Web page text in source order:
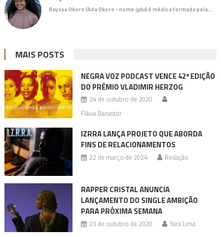
Rayssa Okoro (Ada Okoro - nome igbo) é médicaformada pela…
MAIS POSTS
NEGRA VOZ PODCAST VENCE 42ª EDIÇÃO
DO PRÊMIO VLADIMIR HERZOG
24 de outubro de 2020
Flávia Banastor
IZRRA LANÇA PROJETO QUE ABORDA
FINS DE RELACIONAMENTOS
22 de março de 2024 Redação
RAPPER CRISTAL ANUNCIA
LANÇAMENTO DO SINGLE AMBIÇÃO
PARA PRÓXIMA SEMANA
23 de outubro de 2020 Yara Lima